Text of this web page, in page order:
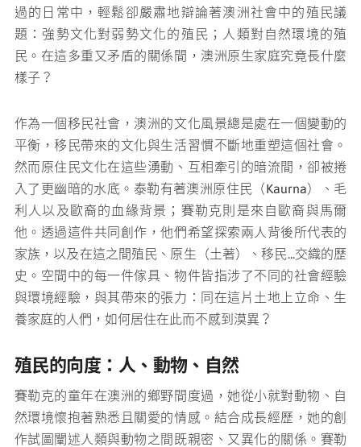
過的日常中，輕鬆卻嚴肅地辯論著澳洲社會中的殖民議
題：強勢文化對弱勢文化的殖民；人類對自然環境的殖
民。在這多重又矛盾的關係間，澳洲原生家庭究竟長什麼
樣子？
作為一個移民社會，澳洲的文化風景總是處在一個變動的
平衡，移民帶來的文化與生活習慣不斷地重塑這個社會。
然而原住民文化在這些湧動、互相牽引的暗流間，卻被捲
入了更幽暗的水底。泰勒有著澳洲原住民（Kaurna）、毛
利人以及歐裔的血緣背景；賽勒克則是來自歐裔與馬爾
他。透過這件共同創作，他們希望探索兩人背後所代表的
家族，以及在這之間殖民、原生（土著）、移民...交織的歷
史。空間中的每一件傢具、物件皆指涉了不同的社會經驗
與環境經驗，與其帶來的張力：同在這片土地上立命、生
養家庭的人們，如何居住在此而不感到漠異？
殖民的向度：人、動物、自然
賽勒克的童年在澳洲的鄉野間度過，她從小就對動物、自
然環境懷抱著熟悉且關愛的情感。結合成長經歷，她的創
作試圖闡述人類與動物之間既親密、又異化的關係。賽勒